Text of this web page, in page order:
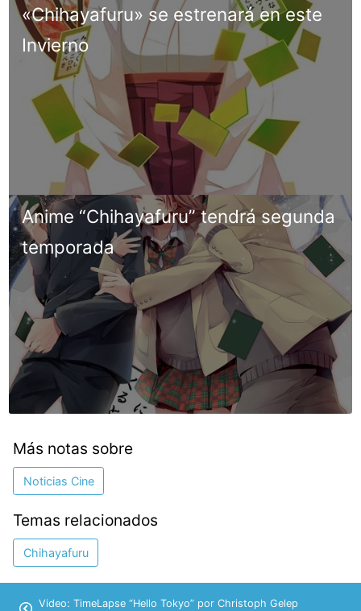
«Chihayafuru» se estrenará en este
Invierno
Anime “Chihayafuru” tendrá segunda
temporada
Más notas sobre
Noticias Cine
Temas relacionados
Chihayafuru
Video: TimeLapse “Hello Tokyo” por Christoph Gelep